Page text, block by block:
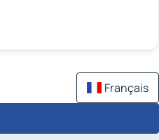
Français